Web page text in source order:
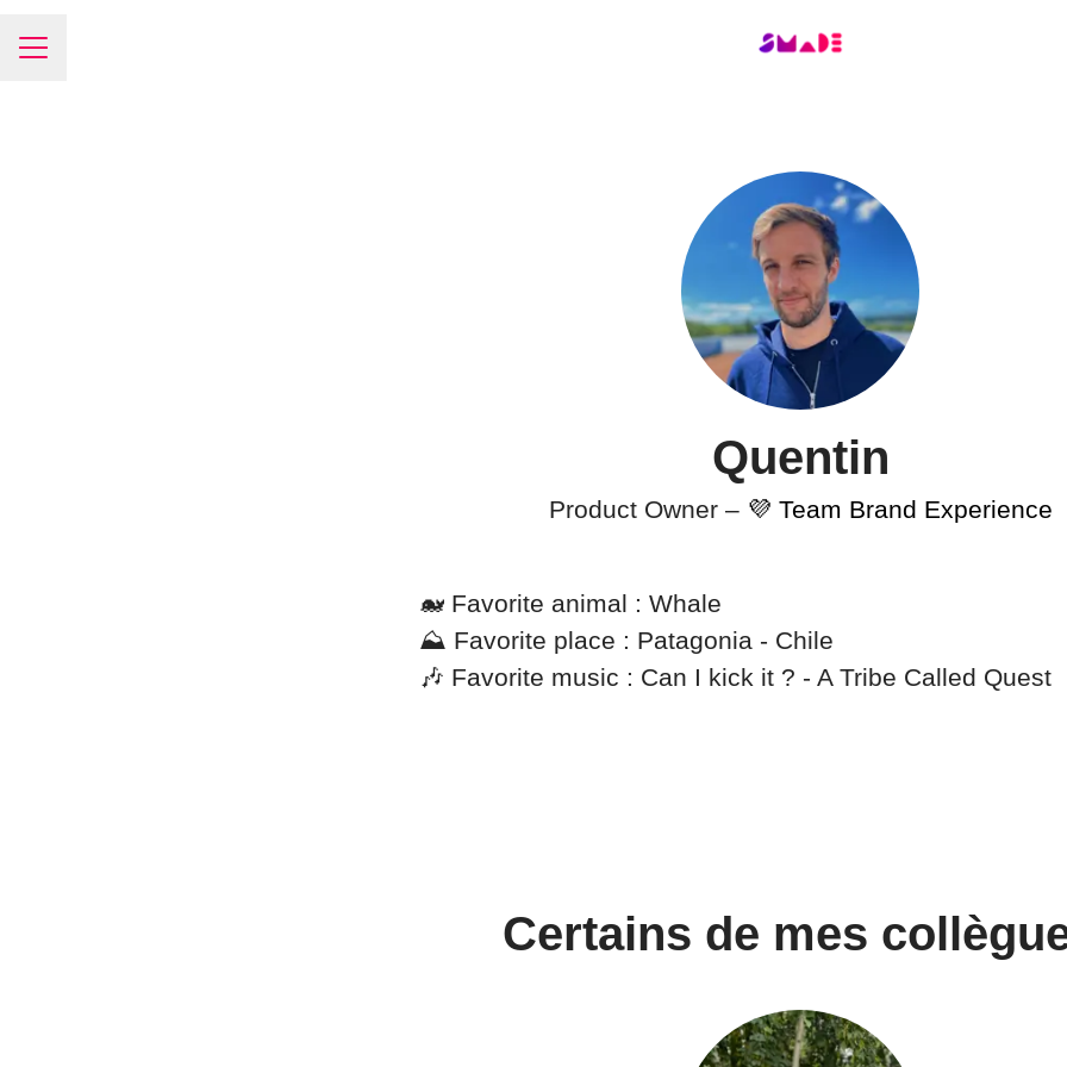
Menu carrière
Quentin
Product Owner – 💜 Team Brand Experience
🐋 Favorite animal : Whale
⛰️ Favorite place : Patagonia - Chile
🎶 Favorite music : Can I kick it ? - A Tribe Called Quest
Certains de mes